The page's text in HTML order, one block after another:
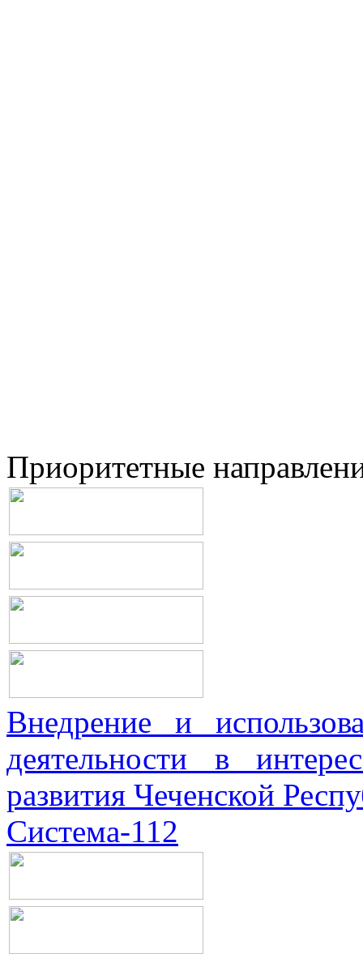
Приоритетные
Внедрение и
деятельности в
развития Чеченской
Система-112